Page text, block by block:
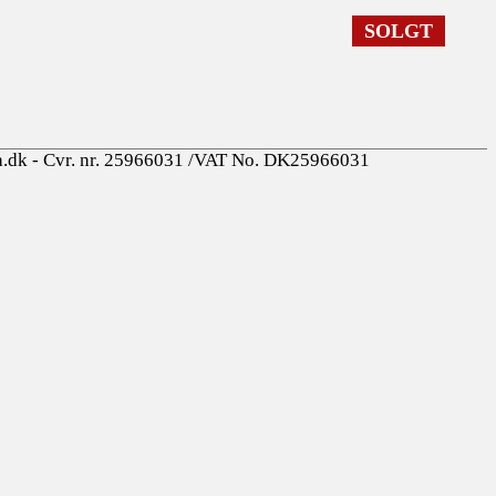
SOLGT
- Cvr. nr. 25966031 /VAT No. DK25966031